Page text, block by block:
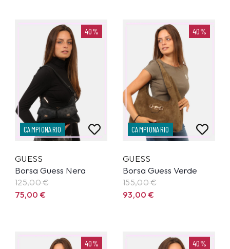
40%
CAMPIONARIO
GUESS
Borsa Guess Nera
125,00€
75,00€
40%
CAMPIONARIO
GUESS
Borsa Guess Verde
155,00€
93,00€
40% 40%